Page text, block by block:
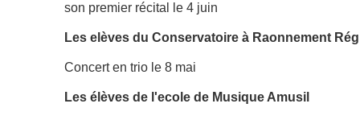
son premier récital le 4 juin
Les elèves du Conservatoire à Raonnement
Concert en trio le 8 mai
Les élèves de l'ecole de Musique Amusil